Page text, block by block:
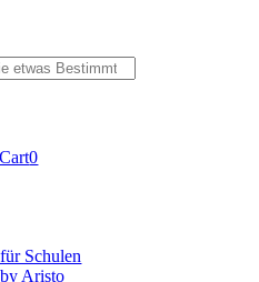
0
Schulen
Aristo